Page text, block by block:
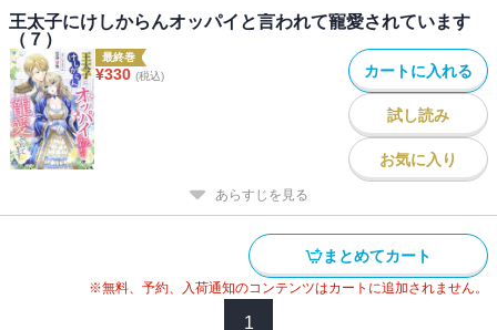
王太子にけしからんオッパイと言われて寵愛されています
（７）
最終巻
¥330 (税込) カートに入れる
試し読み
お気に入り
あらすじを見る
まとめてカート
※無料、予約、入荷通知のコンテンツはカートに追加されません。
1